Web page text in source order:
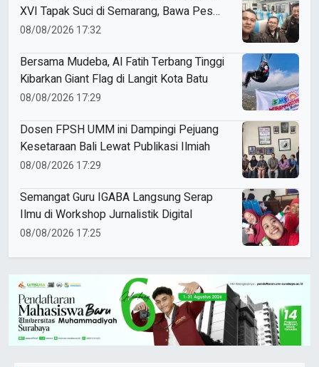
XVI Tapak Suci di Semarang, Bawa Pesan
Penguatan Kaderisasi
08/08/2026 17:32
Bersama Mudeba, Al Fatih Terbang Tinggi
Kibarkan Giant Flag di Langit Kota Batu
08/08/2026 17:29
Dosen FPSH UMM ini Dampingi Pejuang
Kesetaraan Bali Lewat Publikasi Ilmiah
08/08/2026 17:29
Semangat Guru IGABA Langsung Serap
Ilmu di Workshop Jurnalistik Digital
08/08/2026 17:25